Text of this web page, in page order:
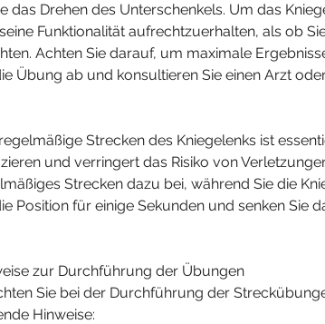
das Drehen des Unterschenkels. Um das
Funktionalität aufrechtzuerhalten, als ob
Achten Sie darauf, um maximale
Übung ab und konsultieren Sie einen Arzt
Strecken des Kniegelenks ist
und verringert das Risiko von
Strecken dazu bei, während Sie die
Position für einige Sekunden und senken Sie
zur Durchführung der Übungen
Sie bei der Durchführung der
Hinweise: